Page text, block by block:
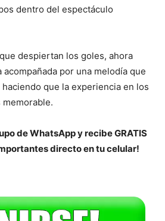
dentro del espectáculo
despiertan los goles, ahora
acompañada por una melodía que
que la experiencia en los
memorable.
de WhatsApp y recibe GRATIS
directo en tu celular!